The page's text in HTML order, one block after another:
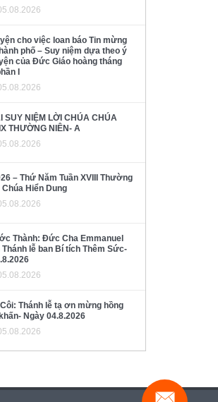
cho việc loan báo Tin mừng
phố – Suy niệm dựa theo ý
của Đức Giáo hoàng tháng
I
SUY NIỆM LỜI CHÚA CHÚA
THƯỜNG NIÊN- A
– Thứ Năm Tuần XVIII Thường
Chúa Hiển Dung
Thành: Đức Cha Emmanuel
lễ ban Bí tích Thêm Sức-
Thánh lễ tạ ơn mừng hồng
Ngày 04.8.2026